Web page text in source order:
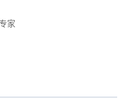
家